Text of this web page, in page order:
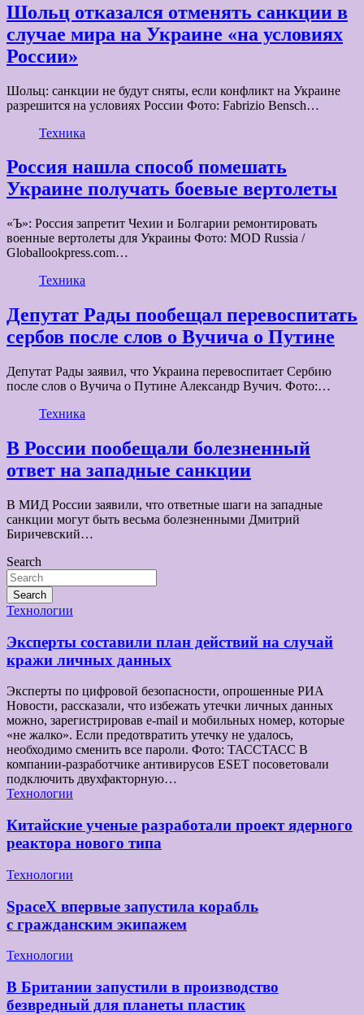
Шольц отказался отменять санкции в
случае мира на Украине «на условиях
России»
Шольц: санкции не будут сняты, если конфликт на Украине
разрешится на условиях России Фото: Fabrizio Bensch…
Техника
Россия нашла способ помешать
Украине получать боевые вертолеты
«Ъ»: Россия запретит Чехии и Болгарии ремонтировать
военные вертолеты для Украины Фото: MOD Russia /
Globallookpress.com…
Техника
Депутат Рады пообещал перевоспитать
сербов после слов о Вучича о Путине
Депутат Рады заявил, что Украина перевоспитает Сербию
после слов о Вучича о Путине Александр Вучич. Фото:…
Техника
В России пообещали болезненный
ответ на западные санкции
В МИД России заявили, что ответные шаги на западные
санкции могут быть весьма болезненными Дмитрий
Биричевский…
Search
Search
Технологии
Эксперты составили план действий на случай
кражи личных данных
Эксперты по цифровой безопасности, опрошенные РИА
Новости, рассказали, что избежать утечки личных данных
можно, зарегистрировав e-mail и мобильных номер, которые
«не жалко». Если предотвратить утечку не удалось,
необходимо сменить все пароли. Фото: ТАССТАСС В
компании-разработчике антивирусов ESET посоветовали
подключить двухфакторную…
Технологии
Китайские ученые разработали проект ядерного
реактора нового типа
Технологии
SpaceX впервые запустила корабль
с гражданским экипажем
Технологии
В Британии запустили в производство
безвредный для планеты пластик